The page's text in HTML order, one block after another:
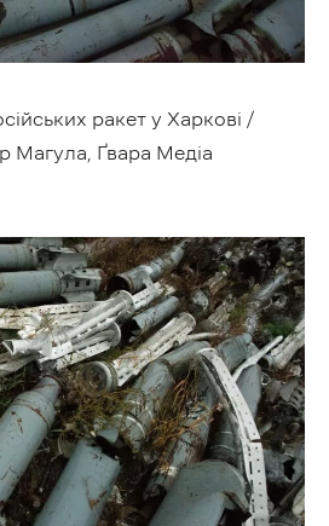
ракет у Харкові /
Магула, Ґвара Медіа